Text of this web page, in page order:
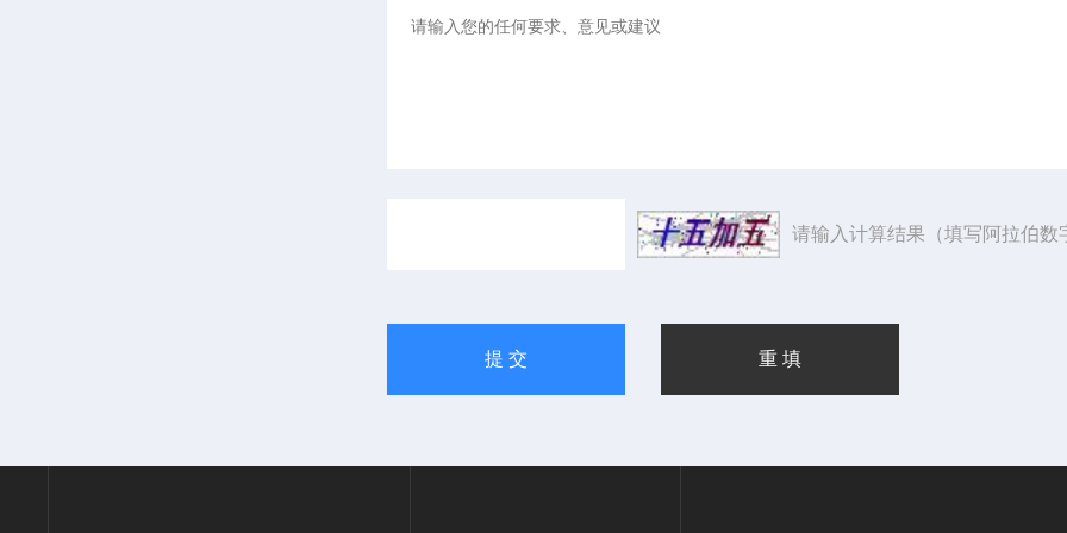
请输入计算结果（填写阿拉伯数